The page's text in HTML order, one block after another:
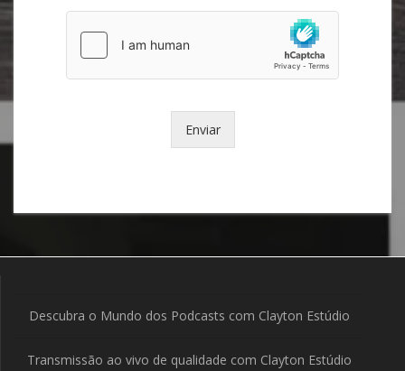
Enviar
Descubra o Mundo dos Podcasts com Clayton Estúdio
Transmissão ao vivo de qualidade com Clayton Estúdio